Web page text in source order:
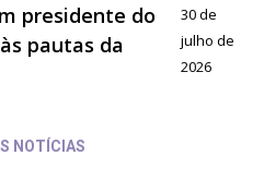
presidente do
pautas da
30 de
julho de
2026
NOTÍCIAS